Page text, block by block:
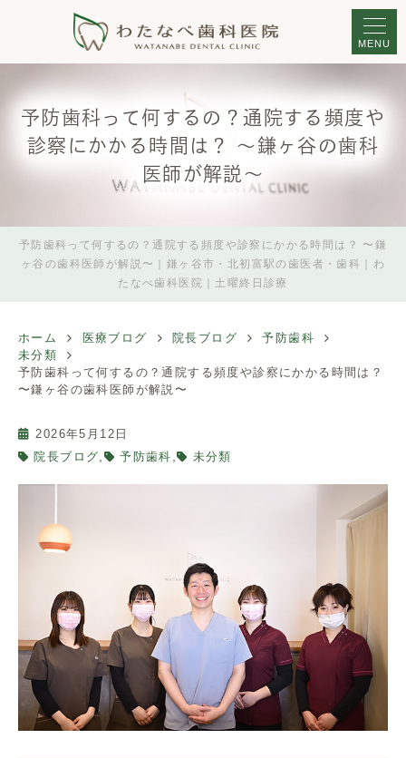
MENU
予防歯科って何するの？通院する頻度や
診察にかかる時間は？ 〜鎌ヶ谷の歯科
医師が解説〜
予防歯科って何するの？通院する頻度や診察にかかる時間は？ 〜鎌
ヶ谷の歯科医師が解説〜｜鎌ヶ谷市・北初富駅の歯医者・歯科｜わ
たなべ歯科医院｜土曜終日診療
ホーム 医療ブログ 院長ブログ
予防歯科
未分類
予防歯科って何するの？通院する頻度や診察にかかる時間は？
〜鎌ヶ谷の歯科医師が解説〜
2026年5月12日
院長ブログ
予防歯科 , 未分類